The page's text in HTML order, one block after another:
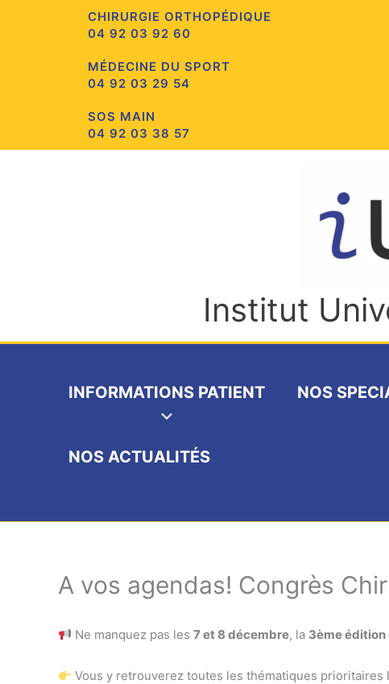
CHIRURGIE ORTHOPÉDIQUE
04 92 03 92 60
MÉDECINE DU SPORT
04 92 03 29 54
SOS MAIN
04 92 03 38 57
Institut
INFORMATIONS PATIENT NOS
NOS ACTUALITÉS
A vos agendas! Congrès
Ne manquez pas les7 et 8 décembre, la 3ème édition
Vous y retrouverez toutes les thématiques